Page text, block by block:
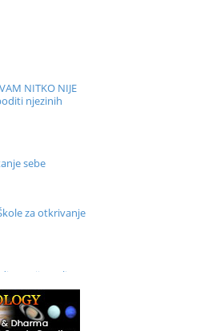
NITKO NIJE
njezinih
sebe
za otkrivanje
Online –